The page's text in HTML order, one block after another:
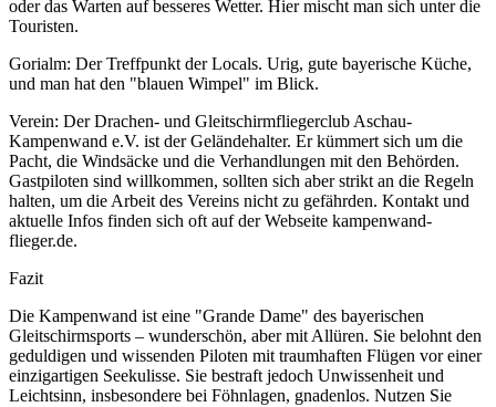
oder das Warten auf besseres Wetter. Hier mischt man sich unter die
Touristen.
Gorialm: Der Treffpunkt der Locals. Urig, gute bayerische Küche,
und man hat den "blauen Wimpel" im Blick.
Verein: Der Drachen- und Gleitschirmfliegerclub Aschau-
Kampenwand e.V. ist der Geländehalter. Er kümmert sich um die
Pacht, die Windsäcke und die Verhandlungen mit den Behörden.
Gastpiloten sind willkommen, sollten sich aber strikt an die Regeln
halten, um die Arbeit des Vereins nicht zu gefährden. Kontakt und
aktuelle Infos finden sich oft auf der Webseite kampenwand-
flieger.de.
Fazit
Die Kampenwand ist eine "Grande Dame" des bayerischen
Gleitschirmsports – wunderschön, aber mit Allüren. Sie belohnt den
geduldigen und wissenden Piloten mit traumhaften Flügen vor einer
einzigartigen Seekulisse. Sie bestraft jedoch Unwissenheit und
Leichtsinn, insbesondere bei Föhnlagen, gnadenlos. Nutzen Sie